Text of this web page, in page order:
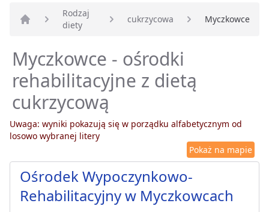
Strona główna
Rodzaj
diety
cukrzycowa Myczkowce
Myczkowce - ośrodki
rehabilitacyjne z dietą
cukrzycową
Uwaga: wyniki pokazują się w porządku alfabetycznym od
losowo wybranej litery
Pokaż na mapie
Ośrodek Wypoczynkowo-
Rehabilitacyjny w Myczkowcach